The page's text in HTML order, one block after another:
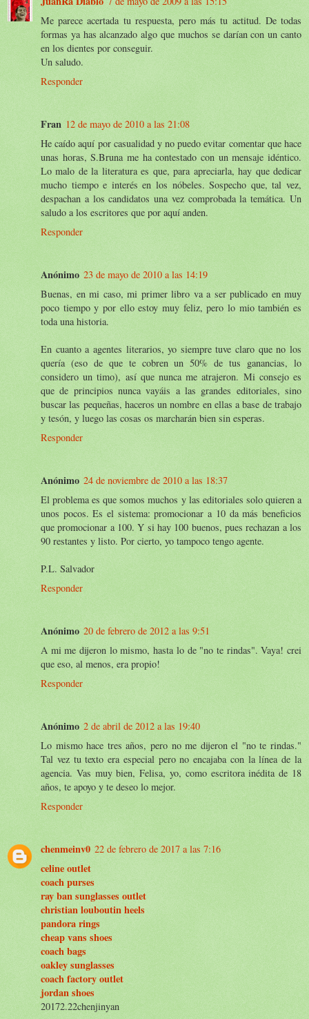
Me parece acertada tu respuesta, pero más tu actitud. De todas
formas ya has alcanzado algo que muchos se darían con un canto
en los dientes por conseguir.
Un saludo.
Responder
Fran 12 de mayo de 2010 a las 21:08
He caído aquí por casualidad y no puedo evitar comentar que hace
unas horas, S.Bruna me ha contestado con un mensaje idéntico.
Lo malo de la literatura es que, para apreciarla, hay que dedicar
mucho tiempo e interés en los nóbeles. Sospecho que, tal vez,
despachan a los candidatos una vez comprobada la temática. Un
saludo a los escritores que por aquí anden.
Responder
Anónimo 23 de mayo de 2010 a las 14:19
Buenas, en mi caso, mi primer libro va a ser publicado en muy
poco tiempo y por ello estoy muy feliz, pero lo mio también es
toda una historia.
En cuanto a agentes literarios, yo siempre tuve claro que no los
quería (eso de que te cobren un 50% de tus ganancias, lo
considero un timo), así que nunca me atrajeron. Mi consejo es
que de principios nunca vayáis a las grandes editoriales, sino
buscar las pequeñas, haceros un nombre en ellas a base de trabajo
y tesón, y luego las cosas os marcharán bien sin esperas.
Responder
Anónimo 24 de noviembre de 2010 a las 18:37
El problema es que somos muchos y las editoriales solo quieren a
unos pocos. Es el sistema: promocionar a 10 da más beneficios
que promocionar a 100. Y si hay 100 buenos, pues rechazan a los
90 restantes y listo. Por cierto, yo tampoco tengo agente.
P.L. Salvador
Responder
Anónimo 20 de febrero de 2012 a las 9:51
A mi me dijeron lo mismo, hasta lo de "no te rindas". Vaya! crei
que eso, al menos, era propio!
Responder
Anónimo 2 de abril de 2012 a las 19:40
Lo mismo hace tres años, pero no me dijeron el "no te rindas."
Tal vez tu texto era especial pero no encajaba con la línea de la
agencia. Vas muy bien, Felisa, yo, como escritora inédita de 18
años, te apoyo y te deseo lo mejor.
Responder
chenmeinv0 22 de febrero de 2017 a las 7:16
celine outlet
coach purses
ray ban sunglasses outlet
christian louboutin heels
pandora rings
cheap vans shoes
coach bags
oakley sunglasses
coach factory outlet
jordan shoes
20172.22chenjinyan